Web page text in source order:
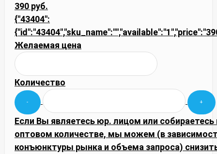
390 руб.
{"43404":
Желаемая цена
Количество
Если Вы являетесь юр. лицом или собираетесь
оптовом количестве, мы можем (в
конъюнктуры рынка и объема запроса)